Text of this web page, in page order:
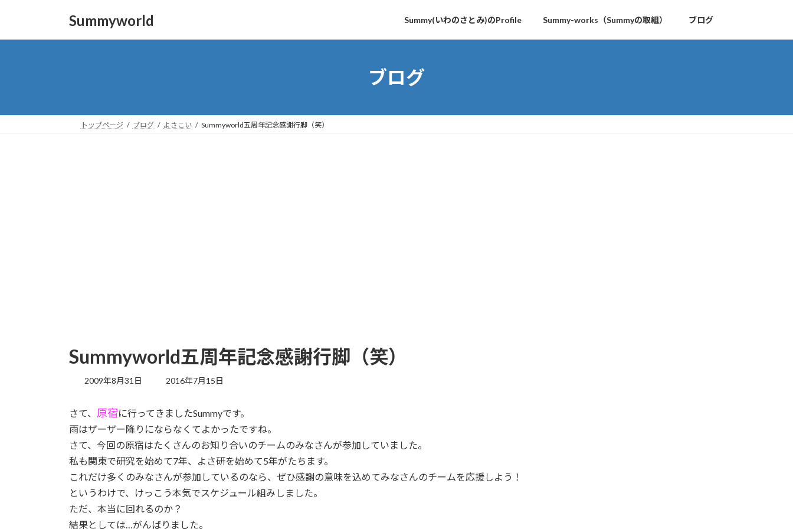
Summyworld Summy(いわのさとみ)のProfile Summy-works（Summyの取組） ブログ
ブログ
トップページ ブログ よさこい Summyworld五周年記念感謝行脚（笑）
Summyworld五周年記念感謝行脚（笑）
2009年8月31日
最
新
日
時
:
2016年7月15日
さて、 原宿に行ってきましたSummyです。
雨はザーザー降りにならなくてよかったですね。
さて、今回の原宿はたくさんのお知り合いのチームのみなさんが参加していました。
私も関東で研究を始めて7年、よさ研を始めて5年がたちます。
これだけ多くのみなさんが参加しているのなら、ぜひ感謝の意味を込めてみなさんのチームを応援しよう！
というわけで、けっこう本気でスケジュール組みしました。
ただ、本当に回れるのか？
結果としては…がんばりました。